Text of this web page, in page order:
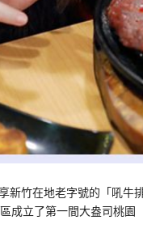
竹在地老字號的「吼牛
成立了第一間大盎司桃園